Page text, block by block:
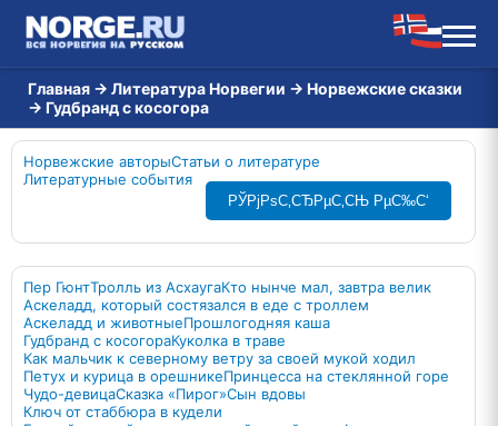
Главная → Литература Норвегии → Норвежские сказки
→ Гудбранд с косогора
Норвежские авторыСтатьи о литературе
Литературные события
РЎРјРѕС‚СЂРµС‚СЊ РµС‰С‘
Пер ГюнтТролль из АсхаугаКто нынче мал, завтра велик
Аскеладд, который состязался в еде с троллем
Аскеладд и животныеПрошлогодняя каша
Гудбранд с косогораКуколка в траве
Как мальчик к северному ветру за своей мукой ходил
Петух и курица в орешникеПринцесса на стеклянной горе
Чудо-девицаСказка «Пирог»Сын вдовы
Ключ от стаббюра в кудели